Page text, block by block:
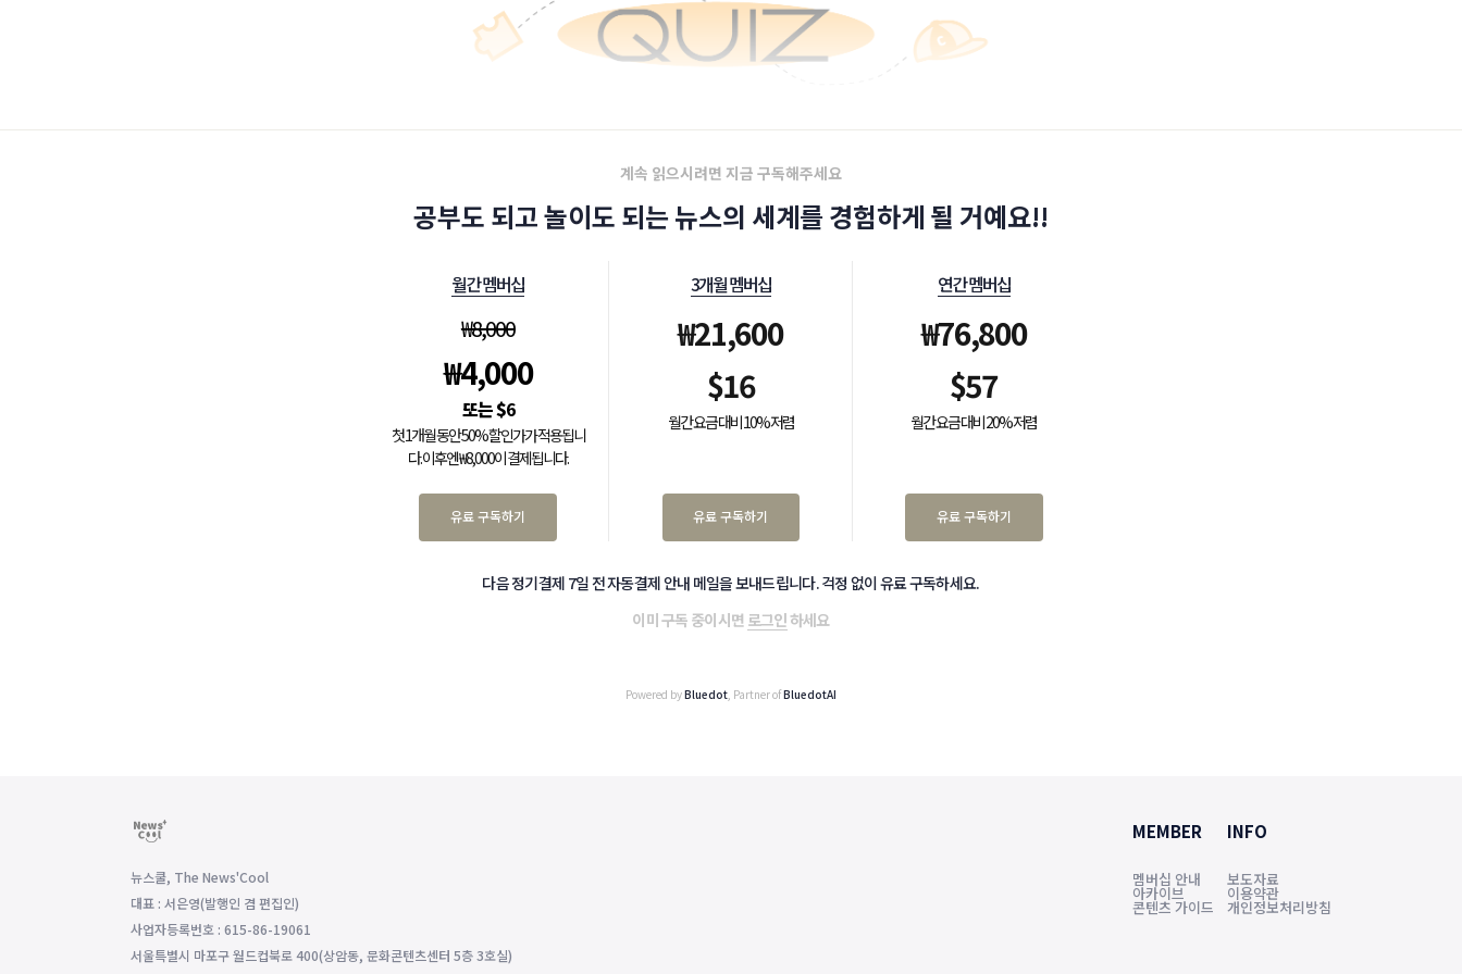
계속 읽으시려면 지금 구독해주세요
공부도 되고 놀이도 되는 뉴스의 세계를 경험하게 될 거예요!!
월간 멤버십
₩8,000
₩4,000
$6
첫 1개월 동안 50% 할인가가 적용됩니
다. 이후엔 ₩8,000이 결제됩니다.
유료 구독하기
3개월 멤버십
₩21,600
$16
월간 요금 대비 10% 저렴
유료 구독하기
연간 멤버십
₩76,800
$57
월간 요금 대비 20% 저렴
유료 구독하기
다음 정기결제 7일 전 자동결제 안내 메일을 보내드립니다. 걱정 없이 유료 구독하세요.
이미 구독 중이시면 로그인하세요
Powered byBluedot , Partner ofBluedotAI
뉴스쿨, The News'Cool
대표 : 서은영(발행인 겸 편집인)
사업자등록번호 : 615-86-19061
서울특별시 마포구 월드컵북로 400(상암동, 문화콘텐츠센터 5층 3호실)
MEMBER
멤버십 안내
아카이브
콘텐츠 가이드
INFO
보도자료
이용약관
개인정보처리방침